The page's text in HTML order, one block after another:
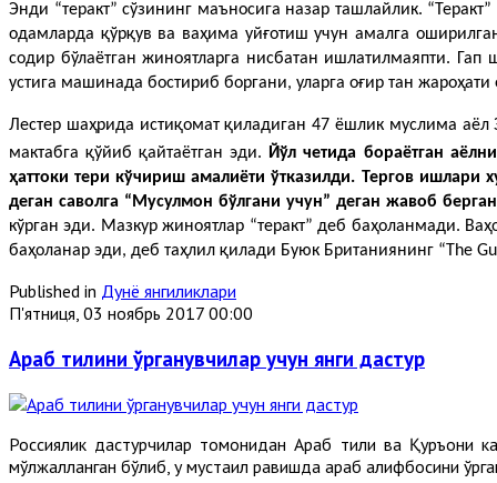
Энди “теракт” сўзининг маъносига назар ташлайлик.
одамларда қўрқув ва ваҳима уйғотиш учун амалга
содир бўлаётган жиноятларга нисбатан ишлатилмаяпти.
устига машинада бостириб боргани, уларга оғир тан
Лестер шаҳрида истиқомат қиладиган 47 ёшлик муслима
мактабга қўйиб қайтаётган эди. Йўл четида бораётган
ҳаттоки тери кўчириш амалиёти ўтказилди. Тергов ишлари
деган саволга “Мусулмон бўлгани учун” деган жавоб
кўрган эди. Мазкур жиноятлар “теракт” деб баҳоланмади.
баҳоланар эди, деб таҳлил қилади Буюк Британиянинг “The
Published in Дунё янгиликлари
П'ятниця, 03 ноябрь 2017 00:00
Араб тилини ўрганувчилар учун янги дастур
Россиялик дастурчилар томонидан Араб тили ва Қуръони
мўлжалланган бўлиб, у мустақил равишда араб алифбосини